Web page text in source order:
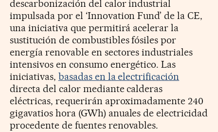
descarbonización del calor industrial
impulsada por el ‘Innovation Fund’ de la CE,
una iniciativa que permitirá acelerar la
sustitución de combustibles fósiles por
energía renovable en sectores industriales
intensivos en consumo energético. Las
iniciativas, basadas en la electrificación
directa del calor mediante calderas
eléctricas, requerirán aproximadamente 240
gigavatios hora (GWh) anuales de electricidad
procedente de fuentes renovables.